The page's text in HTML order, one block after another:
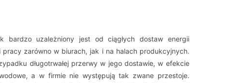
uzależniony jest od ciągłych dostaw energii
pracy zarówno w biurach, jak i na halach produkcyjnych.
długotrwałej przerwy w jego dostawie, w efekcie
a w firmie nie występują tak zwane przestoje.